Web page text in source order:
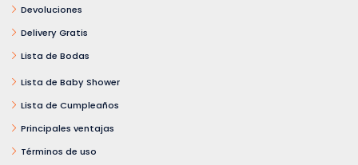
Devoluciones
Delivery Gratis
Lista de Bodas
Lista de Baby Shower
Lista de Cumpleaños
Principales ventajas
Términos de uso